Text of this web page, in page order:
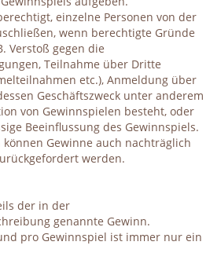
einzelne Personen von der
wenn berechtigte Gründe
Verstoß gegen die
Teilnahme über Dritte
etc.), Anmeldung über
Geschäftszweck unter anderem
von Gewinnspielen besteht, oder
Beeinflussung des Gewinnspiels.
können Gewinne auch nachträglich
werden.
der in der
genannte Gewinn.
pro Gewinnspiel ist immer nur ein